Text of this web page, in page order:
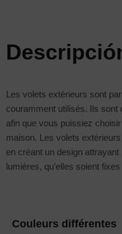
Les volets extérieurs sont
couramment utilisés. Ils sont
afin que vous puissiez
maison. Les volets
en créant un design
lumières, qu’elles soient
Couleurs différentes